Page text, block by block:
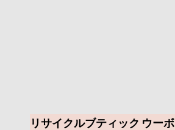
リサイクルブティック ウーボ